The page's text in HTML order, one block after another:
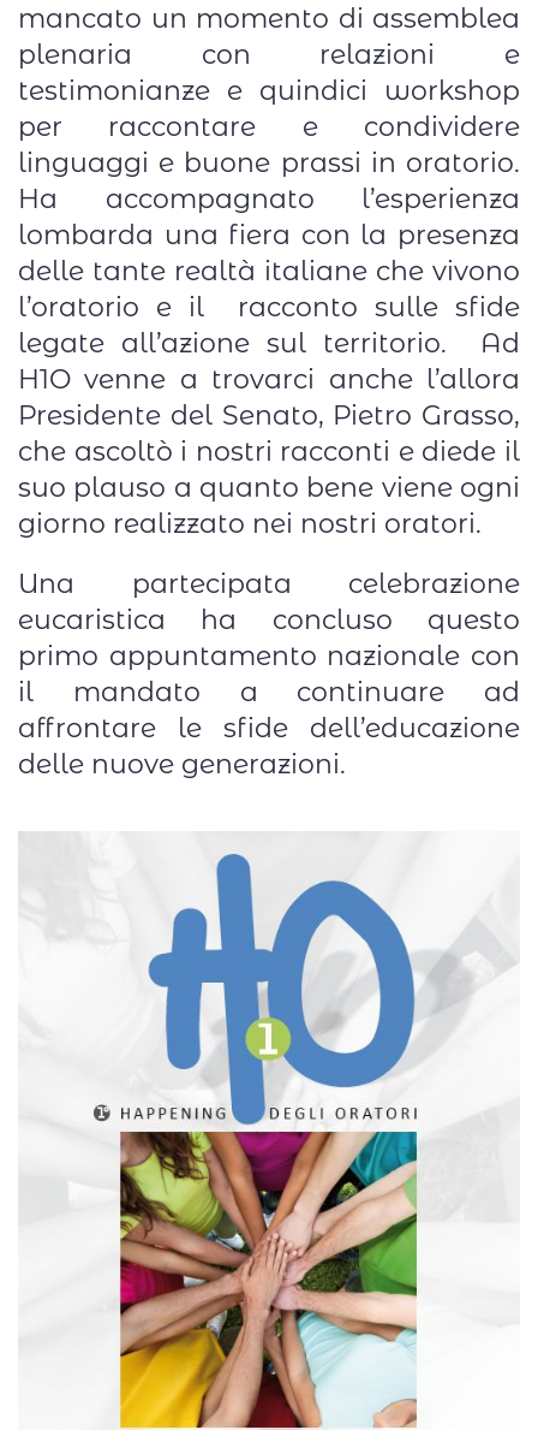
mancato un momento di assemblea
plenaria con relazioni e
testimonianze e quindici workshop
per raccontare e condividere
linguaggi e buone prassi in oratorio.
Ha accompagnato l’esperienza
lombarda una fiera con la presenza
delle tante realtà italiane che vivono
l’oratorio e il racconto sulle sfide
legate all’azione sul territorio. Ad
H1O venne a trovarci anche l’allora
Presidente del Senato, Pietro Grasso,
che ascoltò i nostri racconti e diede il
suo plauso a quanto bene viene ogni
giorno realizzato nei nostri oratori.
Una partecipata celebrazione
eucaristica ha concluso questo
primo appuntamento nazionale con
il mandato a continuare ad
affrontare le sfide dell’educazione
delle nuove generazioni.